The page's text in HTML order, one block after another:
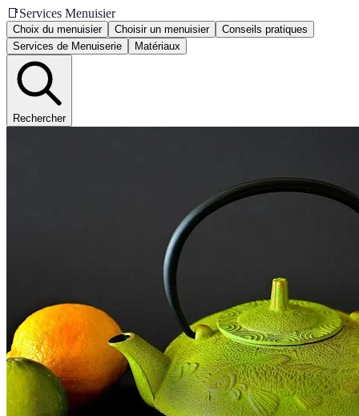
📑Services Menuisier
Choix du menuisier Choisir un menuisier
Conseils pratiques
Services de Menuiserie
Matériaux
Rechercher